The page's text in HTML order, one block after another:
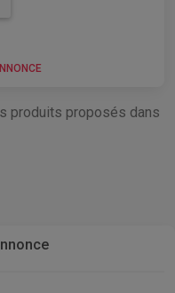
produits proposés dans